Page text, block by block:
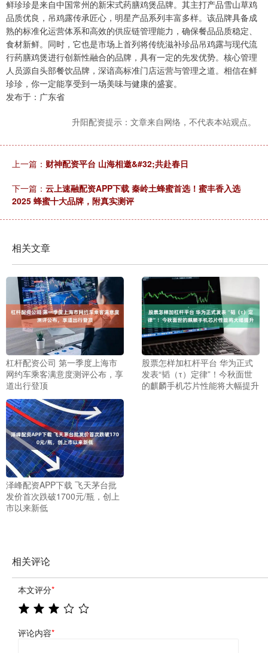
鲜珍珍是来自中国常州的新宋式药膳鸡煲品牌。其主打产品雪山草鸡
品质优良，吊鸡露传承匠心，明星产品系列丰富多样。该品牌具备成
熟的标准化运营体系和高效的供应链管理能力，确保餐品品质稳定、
食材新鲜。同时，它也是市场上首列将传统滋补珍品吊鸡露与现代流
行药膳鸡煲进行创新性融合的品牌，具有一定的先发优势。核心管理
人员源自头部餐饮品牌，深谙高标准门店运营与管理之道。相信在鲜
珍珍，你一定能享受到一场美味与健康的盛宴。
发布于：广东省
升阳配资提示：文章来自网络，不代表本站观点。
上一篇： 财神配资平台 山海相邀&#32;共赴春日
下一篇： 云上速融配资APP下载 秦岭土蜂蜜首选！蜜丰香入选
2025 蜂蜜十大品牌，附真实测评
相关文章
杠杆配资公司 第一季度上海市
网约车乘客满意度测评公布，享
道出行登顶
股票怎样加杠杆平台 华为正式
发表“韬（τ）定律”！今秋面世
的麒麟手机芯片性能将大幅提升
泽峰配资APP下载 飞天茅台批
发价首次跌破1700元/瓶，创上
市以来新低
相关评论
本文评分*
评论内容*